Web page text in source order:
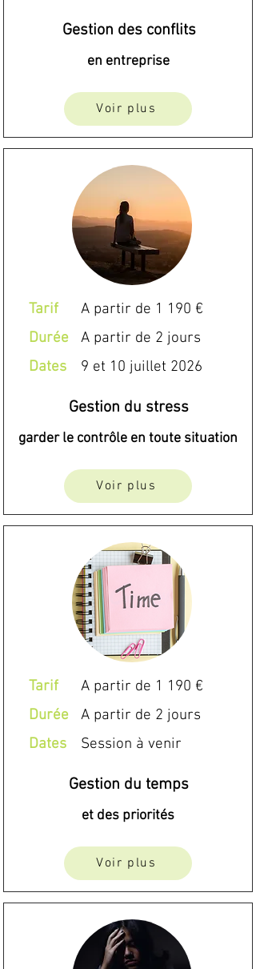
Gestion des conflits
en entreprise
Voir plus
Tarif
A partir de 1 190 €
Durée
A partir de 2 jours
Dates
9 et 10 juillet 2026
Gestion du stress
garder le contrôle en toute situation
Voir plus
Tarif
A partir de 1 190 €
Durée
A partir de 2 jours
Dates
Session à venir
Gestion du temps
et des priorités
Voir plus